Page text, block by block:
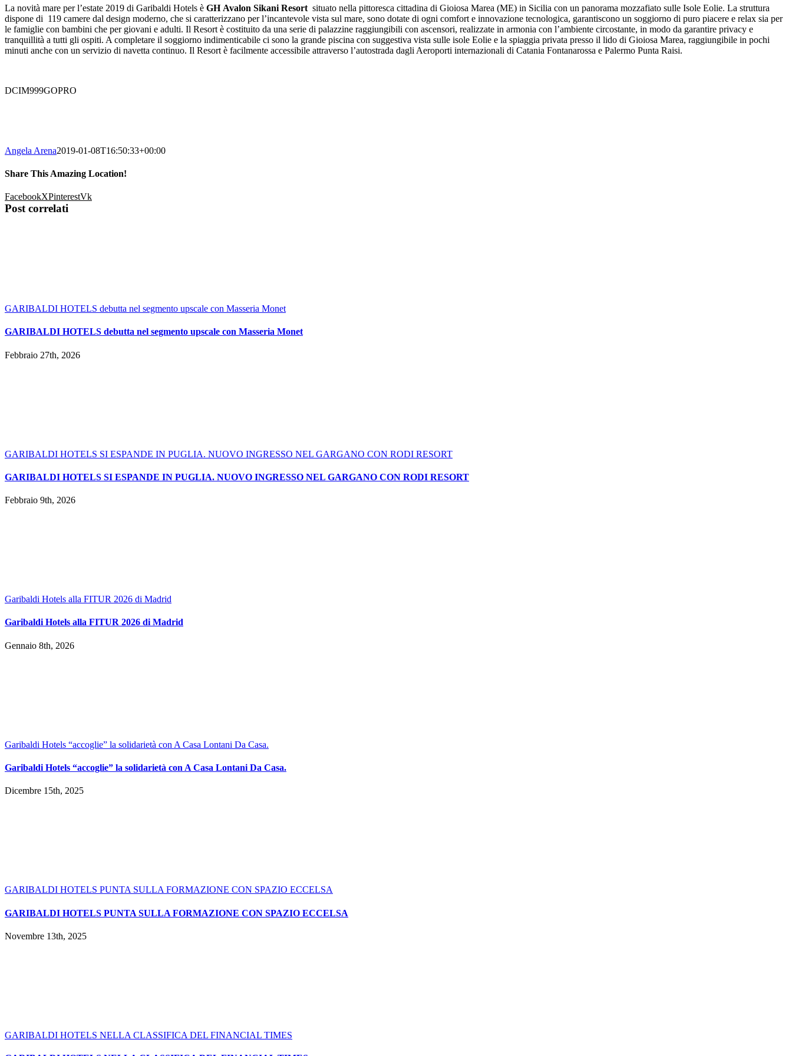
La novità mare per l’estate 2019 di Garibaldi Hotels è GH Avalon Sikani Resort situato nella pittoresca cittadina di Gioiosa Marea (ME) in Sicilia con un panorama mozzafiato sulle Isole Eolie. La struttura
dispone di 119 camere dal design moderno, che si caratterizzano per l’incantevole vista sul mare, sono dotate di ogni comfort e innovazione tecnologica, garantiscono un soggiorno di puro piacere e relax sia per
le famiglie con bambini che per giovani e adulti. Il Resort è costituito da una serie di palazzine raggiungibili con ascensori, realizzate in armonia con l’ambiente circostante, in modo da garantire privacy e
tranquillità a tutti gli ospiti. A completare il soggiorno indimenticabile ci sono la grande piscina con suggestiva vista sulle isole Eolie e la spiaggia privata presso il lido di Gioiosa Marea, raggiungibile in pochi
minuti anche con un servizio di navetta continuo. Il Resort è facilmente accessibile attraverso l’autostrada dagli Aeroporti internazionali di Catania Fontanarossa e Palermo Punta Raisi.
DCIM999GOPRO
Angela Arena2019-01-08T16:50:33+00:00
Share This Amazing Location!
FacebookXPinterestVk
Post correlati
GARIBALDI HOTELS debutta nel segmento upscale con Masseria Monet
GARIBALDI HOTELS debutta nel segmento upscale con Masseria Monet
Febbraio 27th, 2026
GARIBALDI HOTELS SI ESPANDE IN PUGLIA. NUOVO INGRESSO NEL GARGANO CON RODI RESORT
GARIBALDI HOTELS SI ESPANDE IN PUGLIA. NUOVO INGRESSO NEL GARGANO CON RODI RESORT
Febbraio 9th, 2026
Garibaldi Hotels alla FITUR 2026 di Madrid
Garibaldi Hotels alla FITUR 2026 di Madrid
Gennaio 8th, 2026
Garibaldi Hotels “accoglie” la solidarietà con A Casa Lontani Da Casa.
Garibaldi Hotels “accoglie” la solidarietà con A Casa Lontani Da Casa.
Dicembre 15th, 2025
GARIBALDI HOTELS PUNTA SULLA FORMAZIONE CON SPAZIO ECCELSA
GARIBALDI HOTELS PUNTA SULLA FORMAZIONE CON SPAZIO ECCELSA
Novembre 13th, 2025
GARIBALDI HOTELS NELLA CLASSIFICA DEL FINANCIAL TIMES